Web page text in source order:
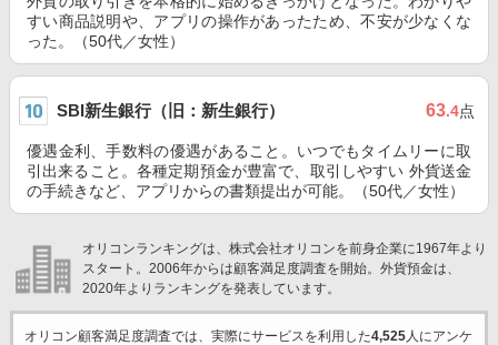
すい商品説明や、アプリの操作があったため、不安が少なくな
った。（50代／女性）
SBI新生銀行（旧：新生銀行） 63.4点
優遇金利、手数料の優遇があること。いつでもタイムリーに取
引出来ること。各種定期預金が豊富で、取引しやすい 外貨送金
の手続きなど、アプリからの書類提出が可能。（50代／女性）
オリコンランキングは、株式会社オリコンを前身企業に1967年より
スタート。2006年からは顧客満足度調査を開始。外貨預金は、
2020年よりランキングを発表しています。
オリコン顧客満足度調査では、実際にサービスを利用した4,525人にアンケ